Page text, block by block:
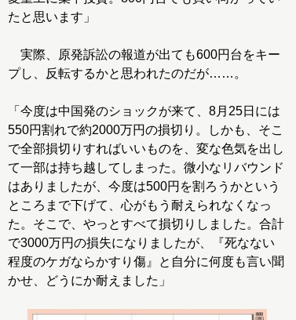
たと思います」
実際、原発訴訟の報道が出ても600円台をキー
プし、反転するかと思われたのだが……。
「今度は中国発のショックが来て、8月25日には
550円割れで約2000万円の損切り。しかも、そこ
で全部損切りすればいいものを、変な色気を出し
て一部は持ち越してしまった。微小なリバウンド
はありましたが、今度は500円を割ろうかという
ところまで下げて、心がもう耐えられなくなっ
た。そこで、やっとすべて損切りしました。合計
で3000万円の損失になりましたが、『死なない
程度のケガならかすり傷』と自分に何度も言い聞
かせ、どうにか耐えました」